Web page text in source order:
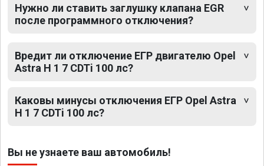
Нужно ли ставить заглушку клапана EGR
после программного отключения?
Вредит ли отключение ЕГР двигателю Opel
Astra H 1 7 CDTi 100 лс?
Каковы минусы отключения ЕГР Opel Astra
H 1 7 CDTi 100 лс?
Вы не узнаете ваш автомобиль!